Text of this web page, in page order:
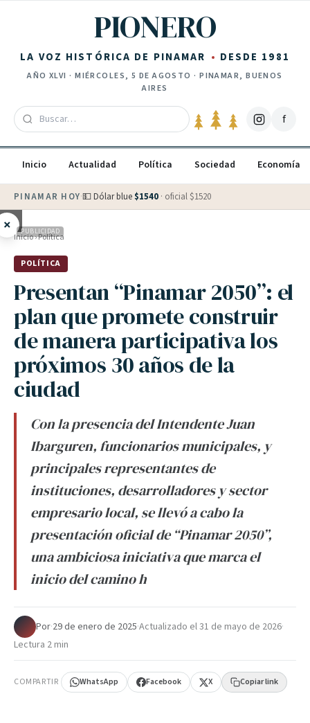
PIONERO
LA VOZ HISTÓRICA DE PINAMAR DESDE 1981
AÑOXLVI ·MIÉRCOLES, 5 DE AGOSTO · PINAMAR, BUENOS
AIRES
f
Inicio Actualidad Política Sociedad Economía
PINAMAR HOY·💵 Dólar blue $1540 · oficial $1520
× PUBLICIDAD
Inicio›Política
POLÍTICA
Presentan “Pinamar 2050”: el
plan que promete construir
de manera participativa los
próximos 30 años de la
ciudad
Con la presencia del Intendente Juan
Ibarguren, funcionarios municipales, y
principales representantes de
instituciones, desarrolladores y sector
empresario local, se llevó a cabo la
presentación oficial de “Pinamar 2050”,
una ambiciosa iniciativa que marca el
inicio del camino h
Por·29 de enero de 2025·Actualizado el31 de mayo de 2026·
Lectura 2 min
COMPARTIR WhatsApp Facebook X Copiar link